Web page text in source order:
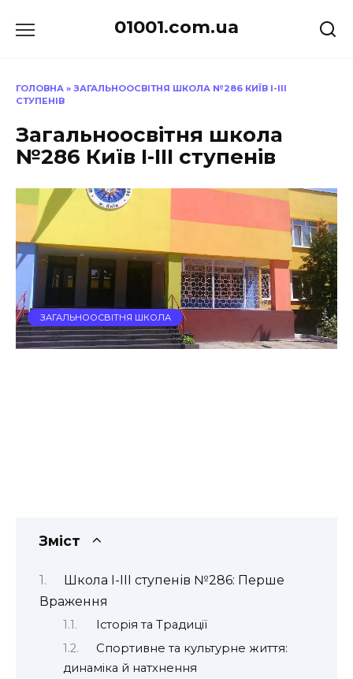
до
01001.com.ua
ГОЛОВНА » ЗАГАЛЬНООСВІТНЯ ШКОЛА №286 КИЇВ І-ІІІ
СТУПЕНІВ
Загальноосвітня школа
№286 Київ І-ІІІ ступенів
ЗАГАЛЬНООСВІТНЯ ШКОЛА
Зміст
Школа І-ІІІ ступенів №286: Перше
Враження
Історія та Традиції
Спортивне та культурне життя:
динаміка й натхнення